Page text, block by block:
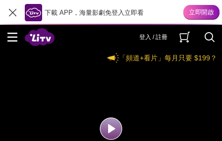
下載 APP，海量影劇免登入立即看
登入 / 註冊
「頻道+看片」每月只要 $199？